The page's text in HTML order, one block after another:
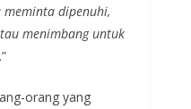
dipenuhi,
menimbang untuk
.”
orang yang